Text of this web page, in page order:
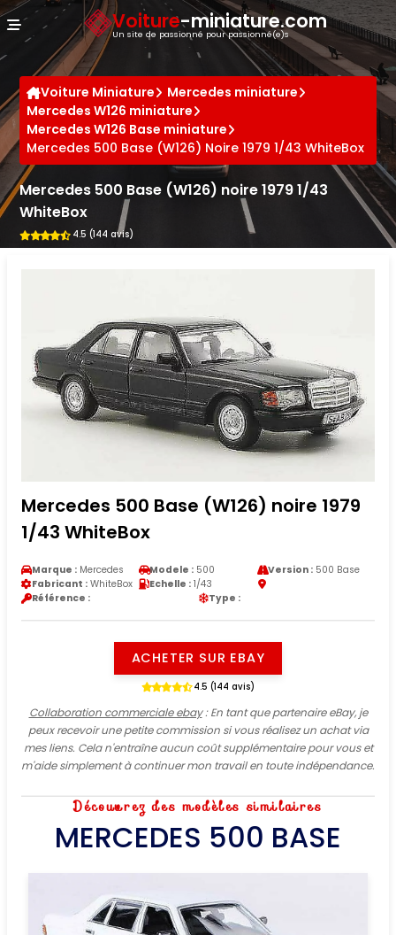
Voiture-miniature.com
Un site de passionné pour passionné(e)s
Voiture Miniature
Mercedes miniature
Mercedes W126 miniature
Mercedes W126 Base miniature
Mercedes 500 Base (W126) Noire 1979 1/43 WhiteBox
Mercedes 500 Base (W126) noire 1979 1/43
WhiteBox
4.5 (144 avis)
Mercedes 500 Base (W126) noire 1979
1/43 WhiteBox
Marque : Mercedes Modele : 500 Version :500 Base
Fabricant : WhiteBox Echelle : 1/43
Référence :
Type :
ACHETER SUR EBAY
4.5 (144 avis)
Collaboration commerciale ebay: En tant que partenaire eBay, je
peux recevoir une petite commission si vous réalisez un achat via
mes liens. Cela n'entraîne aucun coût supplémentaire pour vous et
m'aide simplement à continuer mon travail en toute indépendance.
Découvrez des modèles similaires
MERCEDES 500 BASE
Panneau de gestion des cookies